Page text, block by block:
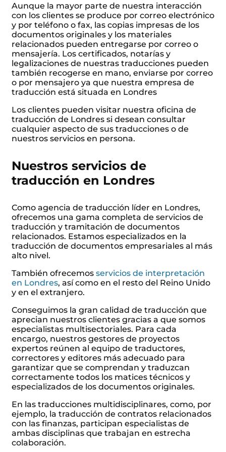
Aunque la mayor parte de nuestra interacción
con los clientes se produce por correo electrónico
y por teléfono o fax, las copias impresas de los
documentos originales y los materiales
relacionados pueden entregarse por correo o
mensajería. Los certificados, notarías y
legalizaciones de nuestras traducciones pueden
también recogerse en mano, enviarse por correo
o por mensajero ya que nuestra empresa de
traducción está situada en Londres
Los clientes pueden visitar nuestra oficina de
traducción de Londres si desean consultar
cualquier aspecto de sus traducciones o de
nuestros servicios en persona.
Nuestros servicios de
traducción en Londres
Como agencia de traducción líder en Londres,
ofrecemos una gama completa de servicios de
traducción y tramitación de documentos
relacionados. Estamos especializados en la
traducción de documentos empresariales al más
alto nivel.
También ofrecemos servicios de interpretación
en Londres, así como en el resto del Reino Unido
y en el extranjero.
Conseguimos la gran calidad de traducción que
aprecian nuestros clientes gracias a que somos
especialistas multisectoriales. Para cada
encargo, nuestros gestores de proyectos
expertos reúnen al equipo de traductores,
correctores y editores más adecuado para
garantizar que se comprendan y traduzcan
correctamente todos los matices técnicos y
especializados de los documentos originales.
En las traducciones multidisciplinares, como, por
ejemplo, la traducción de contratos relacionados
con las finanzas, participan especialistas de
ambas disciplinas que trabajan en estrecha
colaboración.